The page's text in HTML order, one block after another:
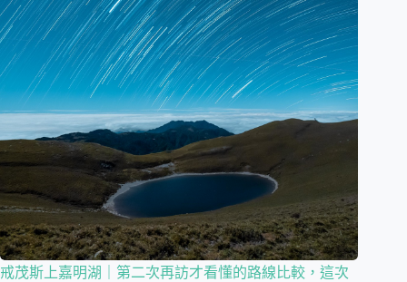
戒茂斯上嘉明湖｜第二次再訪才看懂的路線比較，這次